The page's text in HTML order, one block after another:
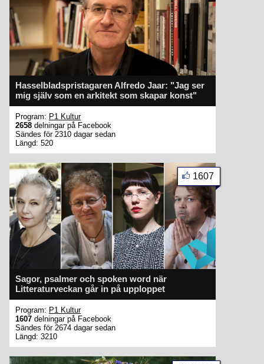
Hasselbladspristagaren Alfredo Jaar: "Jag ser
mig själv som en arkitekt som skapar konst"
Program: P1 Kultur
2658 delningar på Facebook
Sändes för 2310 dagar sedan
Längd: 520
Sagor, psalmer och spoken word när
Litteraturveckan går in på upploppet
1607
Program: P1 Kultur
1607 delningar på Facebook
Sändes för 2674 dagar sedan
Längd: 3210